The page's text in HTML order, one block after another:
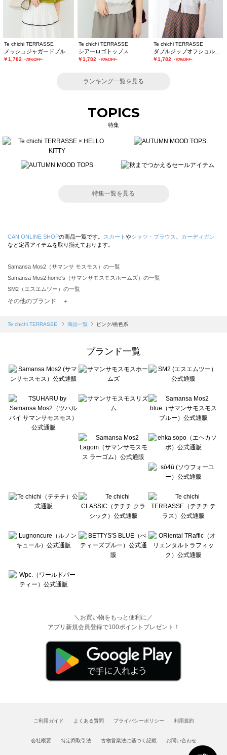
Te chichi TERRASSE
￥1,782 -70%OFF-
Te chichi TERRASSE
シアーロゴトップス
￥1,782 -70%OFF-
Te chichi TERRASSE
ダブルジップオフショルカットトップス
￥1,782 -70%OFF-
ランキング一覧を見る
TOPICS
特集
特集一覧を見る
CAN ONLINE SHOPの商品一覧です。 スカート やシャツ・ブラウス
カーディガン
など定番アイテムを取り揃えております。
Samansa Mos2（サマンサ モスモス）の一覧
Samansa Mos2 home's（サマンサモスモスホームズ）の一覧
SM2（エスエムツー）の一覧
TSUHARU by Samansa Mos2（ツハルバイサマンサモスモス）の一覧
Samansa Mos2 blue（サマンサモスモス ブルー）の一覧
Te chichi（テチチ）の一覧
Te chichi CLASSIC（テチチ クラシック）の一覧
Lugnoncure（ルノンキュール）の一覧
BETTY'S BLUE（べティーズブルー）の一覧
Wpc.（ワールドパーティー）の一覧
その他のブランド ＋
Te chichi TERRASSE 商品一覧 ピンク/桃色系
ブランド一覧
＼お買い物をもっと便利に／
アプリ新規会員登録で100ポイントプレゼント！
ご利用ガイド よくある質問 プライバシーポリシー 利用規約
会社概要 特定商取引法 古物営業法に基づく記載 お問い合わせ